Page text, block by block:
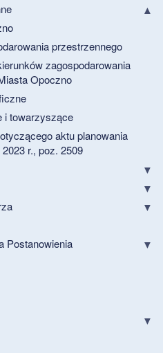
przestrzennego
zagospodarowania
Opoczno
i towarzyszące
aktu planowania
r., poz. 2509
Postanowienia